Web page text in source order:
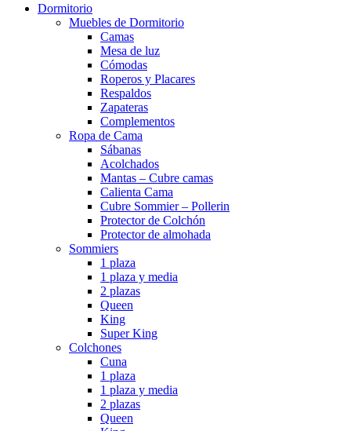
Dormitorio
Muebles de Dormitorio
Camas
Mesa de luz
Cómodas
Roperos y Placares
Respaldos
Zapateras
Complementos
Ropa de Cama
Sábanas
Acolchados
Mantas – Cubre camas
Calienta Cama
Cubre Sommier – Pollerin
Protector de Colchón
Protector de almohada
Sommiers
1 plaza
1 plaza y media
2 plazas
Queen
King
Super King
Colchones
Cuna
1 plaza
1 plaza y media
2 plazas
Queen